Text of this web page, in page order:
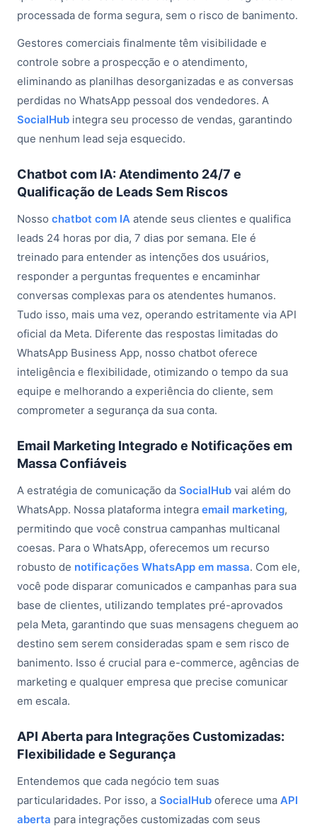
processada de forma segura, sem o risco de banimento.
Gestores comerciais finalmente têm visibilidade e
controle sobre a prospecção e o atendimento,
eliminando as planilhas desorganizadas e as conversas
perdidas no WhatsApp pessoal dos vendedores. A
SocialHub integra seu processo de vendas, garantindo
que nenhum lead seja esquecido.
Chatbot com IA: Atendimento 24/7 e
Qualificação de Leads Sem Riscos
Nosso chatbot com IA atende seus clientes e qualifica
leads 24 horas por dia, 7 dias por semana. Ele é
treinado para entender as intenções dos usuários,
responder a perguntas frequentes e encaminhar
conversas complexas para os atendentes humanos.
Tudo isso, mais uma vez, operando estritamente via API
oficial da Meta. Diferente das respostas limitadas do
WhatsApp Business App, nosso chatbot oferece
inteligência e flexibilidade, otimizando o tempo da sua
equipe e melhorando a experiência do cliente, sem
comprometer a segurança da sua conta.
Email Marketing Integrado e Notificações em
Massa Confiáveis
A estratégia de comunicação da SocialHub vai além do
WhatsApp. Nossa plataforma integra email marketing,
permitindo que você construa campanhas multicanal
coesas. Para o WhatsApp, oferecemos um recurso
robusto de notificações WhatsApp em massa. Com ele,
você pode disparar comunicados e campanhas para sua
base de clientes, utilizando templates pré-aprovados
pela Meta, garantindo que suas mensagens cheguem ao
destino sem serem consideradas spam e sem risco de
banimento. Isso é crucial para e-commerce, agências de
marketing e qualquer empresa que precise comunicar
em escala.
API Aberta para Integrações Customizadas:
Flexibilidade e Segurança
Entendemos que cada negócio tem suas
particularidades. Por isso, a SocialHub oferece uma API
aberta para integrações customizadas com seus